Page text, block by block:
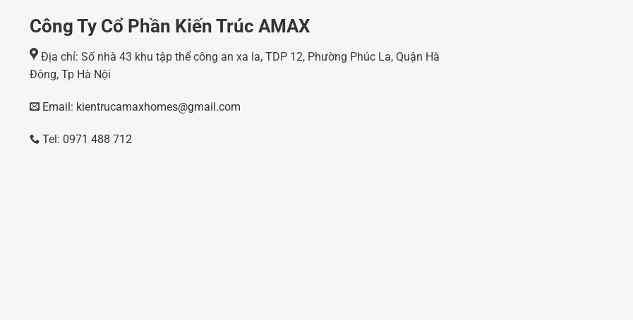
Công Ty Cổ Phần Kiến Trúc AMAX
Địa chỉ: Số nhà 43 khu tập thể công an xa la, TDP 12, Phường Phúc La, Quận Hà
Đông, Tp Hà Nội
Email: kientrucamaxhomes@gmail.com
Tel: 0971 488 712